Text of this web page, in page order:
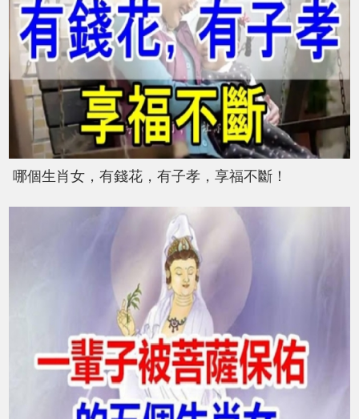
哪個生肖女，有錢花，有子孝，享福不斷！